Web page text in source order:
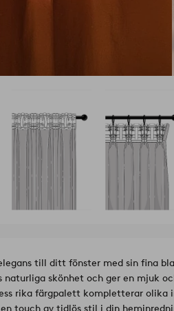
till ditt fönster med sin fina
naturliga skönhet och ger en mjuk
rika färgpalett kompletterar olika
touch av tidlös stil i din